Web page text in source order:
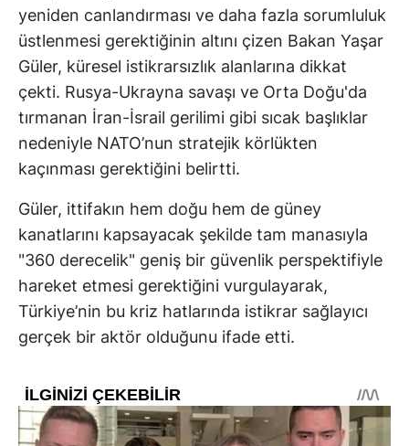
yeniden canlandırması ve daha fazla sorumluluk
üstlenmesi gerektiğinin altını çizen Bakan Yaşar
Güler, küresel istikrarsızlık alanlarına dikkat
çekti. Rusya-Ukrayna savaşı ve Orta Doğu'da
tırmanan İran-İsrail gerilimi gibi sıcak başlıklar
nedeniyle NATO’nun stratejik körlükten
kaçınması gerektiğini belirtti.
Güler, ittifakın hem doğu hem de güney
kanatlarını kapsayacak şekilde tam manasıyla
"360 derecelik" geniş bir güvenlik perspektifiyle
hareket etmesi gerektiğini vurgulayarak,
Türkiye’nin bu kriz hatlarında istikrar sağlayıcı
gerçek bir aktör olduğunu ifade etti.